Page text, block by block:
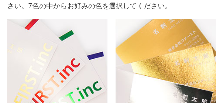
さい。7色の中からお好みの色を選択してください。